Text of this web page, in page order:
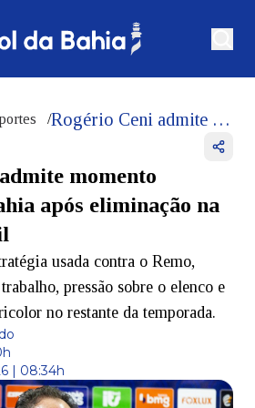
/ Rogério Ceni admite momento delicado do Bahia após eliminação na Copa do Brasil
momento
após eliminação na
usada contra o Remo,
pressão sobre o elenco e
no restante da temporada.
| 08:34h